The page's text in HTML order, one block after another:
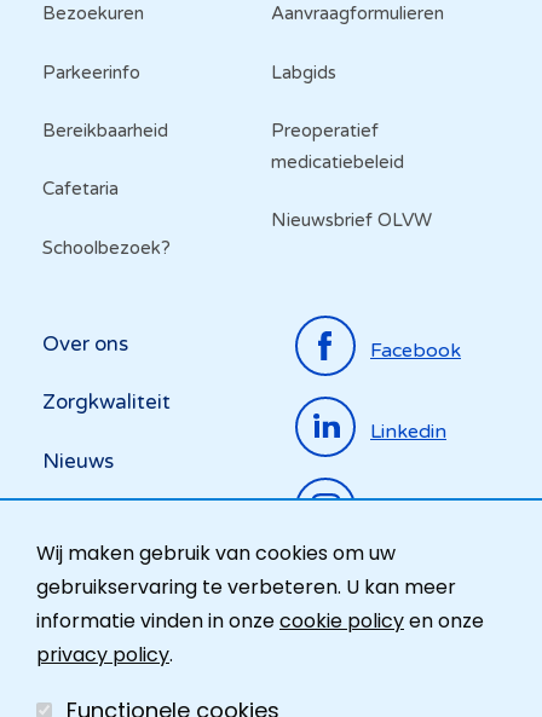
Wij maken gebruik van cookies om uw
gebruikservaring te verbeteren. U kan meer
informatie vinden in onzecookie policyen onze
privacy policy.
Functionele cookies
Bezoekuren
Parkeerinfo
Bereikbaarheid
Cafetaria
Schoolbezoek?
Aanvraagformulieren
Labgids
Preoperatief
medicatiebeleid
Nieuwsbrief OLVW
Top
menu
Over ons
Zorgkwaliteit
Nieuws
Ombudsdienst
Facebook
Linkedin
Instagram